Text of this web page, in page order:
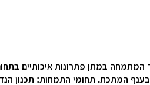
המתמחה במתן פתרונות איכותיים
המתכת. תחומי התמחות: תכנון